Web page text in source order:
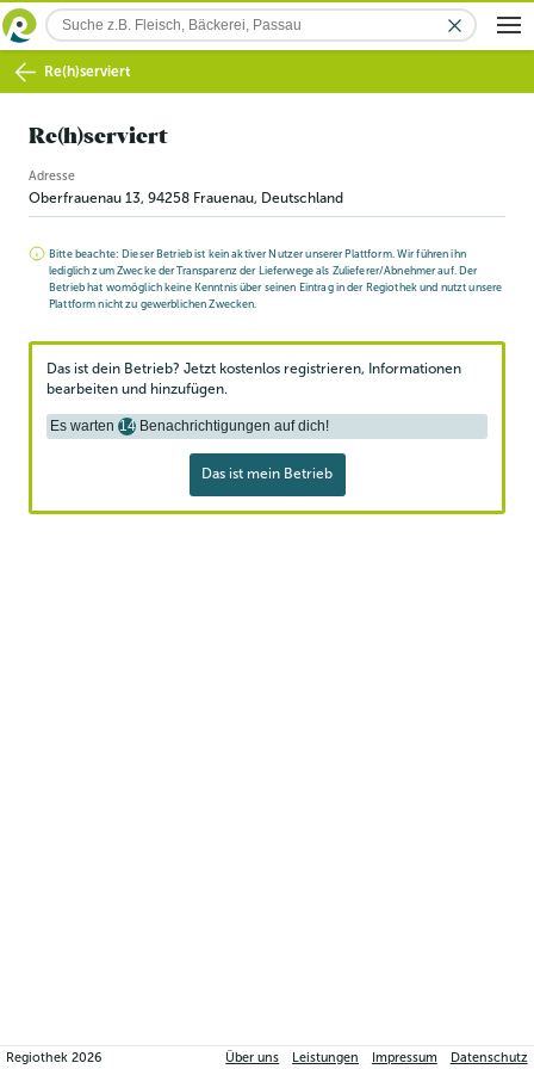
Re(h)serviert
Re(h)serviert
Adresse
Oberfrauenau 13, 94258 Frauenau, Deutschland
Bitte beachte: Dieser Betrieb ist kein aktiver Nutzer unserer Plattform. Wir führen ihn
lediglich zum Zwecke der Transparenz der Lieferwege als Zulieferer/Abnehmer auf. Der
Betrieb hat womöglich keine Kenntnis über seinen Eintrag in der Regiothek und nutzt unsere
Plattform nicht zu gewerblichen Zwecken.
Das ist dein Betrieb? Jetzt kostenlos registrieren, Informationen
bearbeiten und hinzufügen.
Es warten 14 Benachrichtigungen auf dich!
Das ist mein Betrieb
Regiothek2026 Über uns Leistungen Impressum Datenschutz